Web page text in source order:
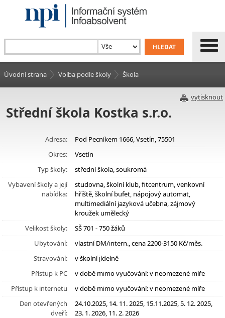
Úvodní strana Volba podle školy Škola
vytisknout
Střední škola Kostka s.r.o.
Adresa:
Pod Pecníkem 1666, Vsetín, 75501
Okres:
Vsetín
Typ školy:
střední škola, soukromá
Vybavení školy a její
nabídka:
studovna, školní klub, fitcentrum, venkovní
hřiště, školní bufet, nápojový automat,
multimediální jazyková učebna, zájmový
kroužek umělecký
Velikost školy:
SŠ 701 - 750 žáků
Ubytování:
vlastní DM/intern., cena 2200-3150 Kč/měs.
Stravování:
v školní jídelně
Přístup k PC
v době mimo vyučování: v neomezené míře
Přístup k internetu
v době mimo vyučování: v neomezené míře
Den otevřených
dveří:
24.10.2025, 14. 11. 2025, 15.11.2025, 5. 12. 2025,
23. 1. 2026, 11. 2. 2026